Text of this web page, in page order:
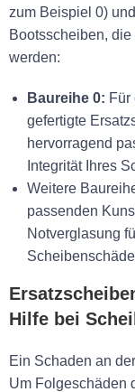
zum Beispiel 0)
Bootsscheiben,
werden:
Baureihe 0: Für
gefertigte
hervorragend
Integrität Ihres
Weitere
passenden
Notverglasung
Hilfe bei
Ein Schaden an
Um Folgeschäden